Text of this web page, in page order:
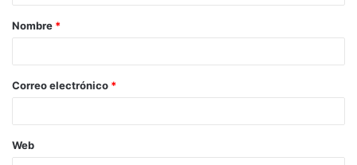
Nombre *
Correo electrónico *
Web